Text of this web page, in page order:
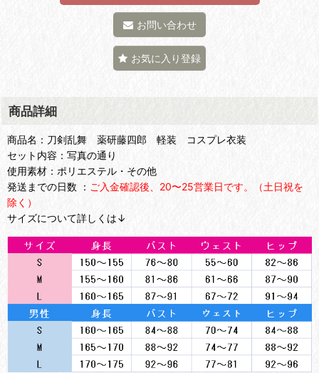
お問い合わせ
お気に入り登録
商品詳細
商品名：刀剣乱舞 薬研藤四郎 軽装 コスプレ衣装
セット内容：写真の通り
使用素材：ポリエステル・その他
発送までの日数 ： ご入金確認後、20〜25営業日です。（土日祝を
除く）
サイズについて詳しくは↓